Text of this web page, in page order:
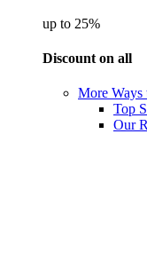
up to 25%
Discount on all
More Ways
Top
Our